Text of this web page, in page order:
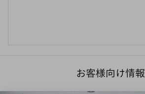
お客様向け情報